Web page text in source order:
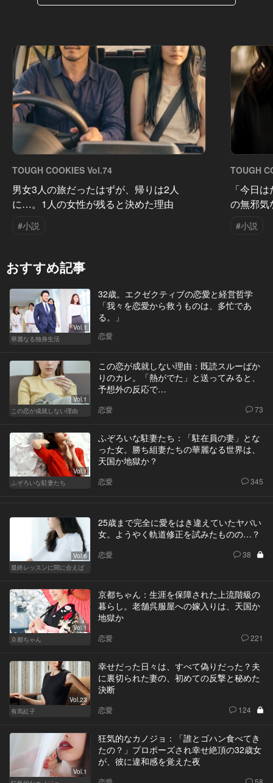
TOUGH COOKIES Vol.74
男女3人の旅だったはずが、帰りは2人
に…。1人の女性が残ると決めた理由
#小説
TOUGH
「今日
の無邪気
#小説
おすすめ記事
Vol.1
華麗なる独身生活
32歳。エクゼクティブの恋愛と経営哲学
「我々を恋愛から救うものは、多忙であ
る。」
恋愛
Vol.1
この恋が成就しない理由
この恋が成就しない理由：既読スルーばか
りのカレ。「熱がでた」と送ってみると、
予想外の反応で…
恋愛 73
Vol.1
ふぞろいな駐妻たち
ふぞろいな駐妻たち：「駐在員の妻」とな
った女。勝ち組妻たちの華麗なる世界は、
天国か地獄か？
恋愛 345
Vol.6
最終レッスンに間に合えば
25歳まで完全に愛をはき違えていたヤバい
女。ようやく軌道修正を試みたものの…？
恋愛 38
Vol.1
京都ちゃん
京都ちゃん：生涯を保障された上流階級の
暮らし。老舗呉服屋への嫁入りは、天国か
地獄か
恋愛 221
Vol.23
有馬紅子
幸せだった日々は、すべて偽りだった？夫
に裏切られた妻の、初めての反撃と秘めた
決断
恋愛 124
Vol.1
狂気的なカノジョ：「誰とゴハン食べてき
たの？」プロポーズされ幸せ絶頂の32歳女
が、彼に違和感を覚えた夜